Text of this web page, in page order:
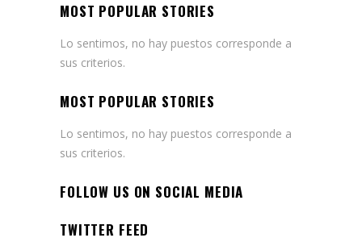
MOST POPULAR STORIES
Lo sentimos, no hay puestos corresponde a
sus criterios.
MOST POPULAR STORIES
Lo sentimos, no hay puestos corresponde a
sus criterios.
FOLLOW US ON SOCIAL MEDIA
TWITTER FEED